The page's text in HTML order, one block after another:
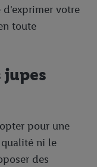
votre
toute
jupes
pour une
ni le
des